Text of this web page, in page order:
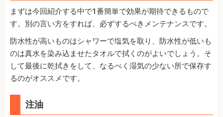
まずは今回紹介する中で1番簡単で効果が期待できるもので
す。別の言い方をすれば、必ずするべきメンテナンスです。
防水性が高いものはシャワーで塩気を取り、防水性が低いも
のは真水を染み込ませたタオルで拭くのがよいでしょう。そ
して最後に乾拭きをして、なるべく湿気の少ない所で保存す
るのがオススメです。
注油